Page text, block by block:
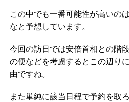
この中でも一番可能性が高いの
なと予想しています。
今回の訪日では安倍首相との階
の便などを考慮するとこの辺り
由ですね。
また単純に該当日程で予約を取